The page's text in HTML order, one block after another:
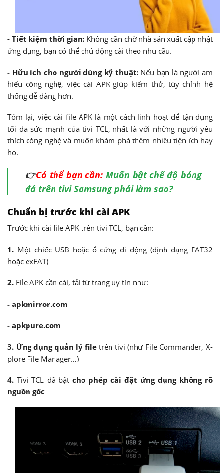
- Tiết kiệm thời gian: Không cần chờ nhà sản xuất cập nhật
ứng dụng, bạn có thể chủ động cài theo nhu cầu.
- Hữu ích cho người dùng kỹ thuật:Nếu bạn là người am
hiểu công nghệ, việc cài APK giúp kiểm thử, tùy chỉnh hệ
thống dễ dàng hơn.
Tóm lại, việc cài file APK là một cách linh hoạt để tận dụng
tối đa sức mạnh của tivi TCL, nhất là với những người yêu
thích công nghệ và muốn khám phá thêm nhiều tiện ích hay
ho.
👉Có thể bạn cần: Muốn bật chế độ bóng
đá trên tivi Samsung phải làm sao?
Chuẩn bị trước khi cài APK
Trước khi cài file APK trên tivi TCL, bạn cần:
1. Một chiếc USB hoặc ổ cứng di động (định dạng FAT32
hoặc exFAT)
2. File APK cần cài, tải từ trang uy tín như:
- apkmirror.com
- apkpure.com
3. Ứng dụng quản lý filetrên tivi (như File Commander, X-
plore File Manager…)
4.Tivi TCL đã bật cho phép cài đặt ứng dụng không rõ
nguồn gốc